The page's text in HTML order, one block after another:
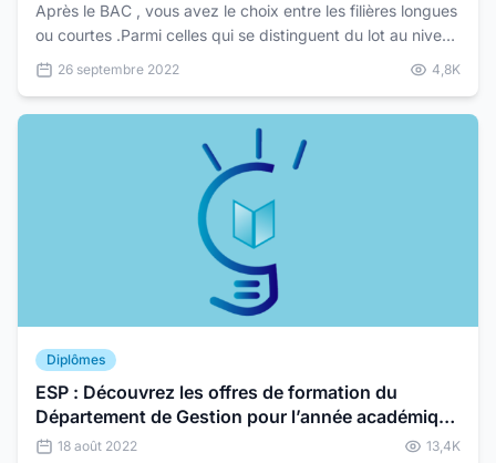
Après le BAC , vous avez le choix entre les filières longues
ou courtes .Parmi celles qui se distinguent du lot au niveau
des filières courtes , vous pouvez opt...
26 septembre 2022 4,8K
Diplômes
ESP : Découvrez les offres de formation du
Département de Gestion pour l’année académique
2022-2023
18 août 2022 13,4K